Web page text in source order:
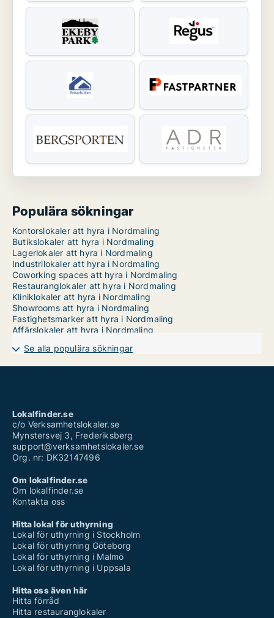
Populära sökningar
Kontorslokaler att hyra i Nordmaling
Butikslokaler att hyra i Nordmaling
Lagerlokaler att hyra i Nordmaling
Industrilokaler att hyra i Nordmaling
Coworking spaces att hyra i Nordmaling
Restauranglokaler att hyra i Nordmaling
Kliniklokaler att hyra i Nordmaling
Showrooms att hyra i Nordmaling
Fastighetsmarker att hyra i Nordmaling
Affärslokaler att hyra i Nordmaling
Se alla populära sökningar
Lokalfinder.se
c/o Verksamhetslokaler.se
Mynstersvej 3, Frederiksberg
support@verksamhetslokaler.se
Org. nr: DK32147496
Om lokalfinder.se
Om lokalfinder.se
Kontakta oss
Hitta lokal för uthyrning
Lokal för uthyrning i Stockholm
Lokal för uthyrning Göteborg
Lokal för uthyrning i Malmö
Lokal för uthyrning i Uppsala
Hitta oss även här
Hitta förråd
Hitta restauranglokaler